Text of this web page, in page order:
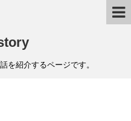
を紹介するページです。